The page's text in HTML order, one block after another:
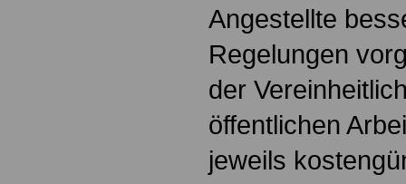
Angestellte
Regelungen
der
öffentlichen
jeweils